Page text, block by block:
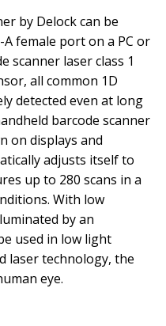
by Delock can be
female port on a PC or
scanner laser class 1
all common 1D
detected even at long
barcode scanner
on displays and
adjusts itself to
up to 280 scans in a
With low
by an
used in low light
laser technology, the
eye.